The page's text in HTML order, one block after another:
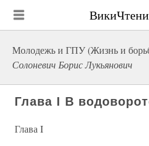
Молодежь и ГПУ (Жизнь и
Солоневич Борис Лукьянович
Глава I В
Глава I